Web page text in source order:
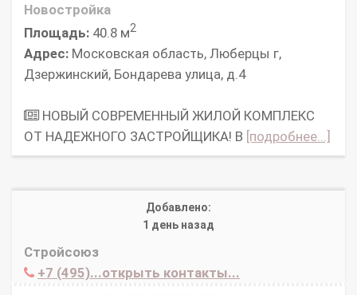
Новостройка
Площадь: 40.8 м2
Адрес: Московская область, Люберцы г,
Дзержинский, Бондарева улица, д.4
НОВЫЙ СОВРЕМЕННЫЙ ЖИЛОЙ КОМПЛЕКС
ОТ НАДЕЖНОГО ЗАСТРОЙЩИКА! В [подробнее...]
Добавлено:
1 день назад
Стройсоюз
+7 (495)...открыть контакты...